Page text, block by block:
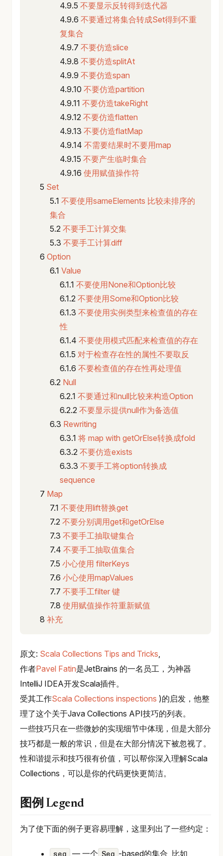
不要显示反转得到迭代器
不要通过将集合转成Set得到不重
复集合
不要仿造slice
不要仿造splitAt
不要仿造span
不要仿造partition
不要仿造takeRight
不要仿造flatten
不要仿造flatMap
不需要结果时不要用map
不要产生临时集合
使用赋值操作符
Set
不要使用sameElements 比较未排序的
集合
不要手工计算交集
不要手工计算diff
Option
Value
不要使用None和Option比较
不要使用Some和Option比较
不要使用实例类型来检查值的存在
性
不要使用模式匹配来检查值的存在
对于检查存在性的属性不要取反
不要检查值的存在性再处理值
Null
不要通过和null比较来构造Option
不要显示提供null作为备选值
Rewriting
将 map with getOrElse转换成fold
不要仿造exists
不要手工将option转换成
sequence
Map
不要使用lift替换get
不要分别调用get和getOrElse
不要手工抽取键集合
不要手工抽取值集合
小心使用 filterKeys
小心使用mapValues
不要手工filter 键
使用赋值操作符重新赋值
补充
原文: Scala Collections Tips and Tricks,
作者Pavel Fatin是JetBrains 的一名员工，为神器
IntelliJ IDEA开发Scala插件。
受其工作Scala Collections inspections )的启发，他整
理了这个关于Java Collections API技巧的列表。
一些技巧只在一些微妙的实现细节中体现，但是大部分
技巧都是一般的常识，但是在大部分情况下被忽视了。
性和谐提示和技巧很有价值，可以帮你深入理解Scala
Collections，可以是你的代码更快更简洁。
图例 Legend
为了使下面的例子更容易理解，这里列出了一些约定：
— 一个 -based的集合, 比如